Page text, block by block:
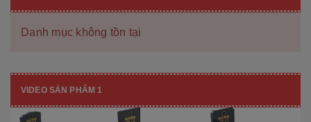
Danh mục không tồn tại
VIDEO SẢN PHẨM 1